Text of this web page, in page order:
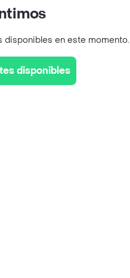
disponibles en este momento.
disponibles